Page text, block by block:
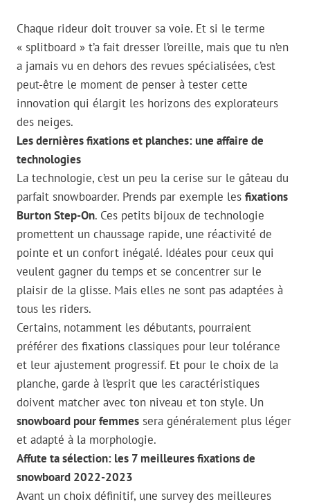
Chaque rideur doit trouver sa voie. Et si le terme
« splitboard » t’a fait dresser l’oreille, mais que tu n’en
a jamais vu en dehors des revues spécialisées, c’est
peut-être le moment de penser à tester cette
innovation qui élargit les horizons des explorateurs
des neiges.
Les dernières fixations et planches: une affaire de
technologies
La technologie, c’est un peu la cerise sur le gâteau du
parfait snowboarder. Prends par exemple les fixations
Burton Step-On. Ces petits bijoux de technologie
promettent un chaussage rapide, une réactivité de
pointe et un confort inégalé. Idéales pour ceux qui
veulent gagner du temps et se concentrer sur le
plaisir de la glisse. Mais elles ne sont pas adaptées à
tous les riders.
Certains, notamment les débutants, pourraient
préférer des fixations classiques pour leur tolérance
et leur ajustement progressif. Et pour le choix de la
planche, garde à l’esprit que les caractéristiques
doivent matcher avec ton niveau et ton style. Un
snowboard pour femmes sera généralement plus léger
et adapté à la morphologie.
Affute ta sélection: les 7 meilleures fixations de
snowboard 2022-2023
Avant un choix définitif, une survey des meilleures